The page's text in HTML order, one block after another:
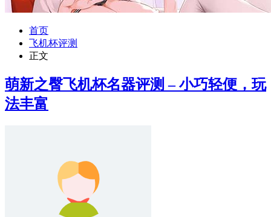
首页
飞机杯评测
正文
萌新之臀飞机杯名器评测 – 小巧轻便，玩
法丰富